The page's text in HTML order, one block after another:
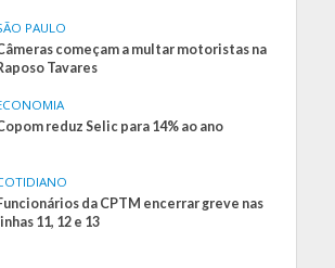
PAULO
começam a multar motoristas na
Tavares
reduz Selic para 14% ao ano
da CPTM encerrar greve nas
11, 12 e 13